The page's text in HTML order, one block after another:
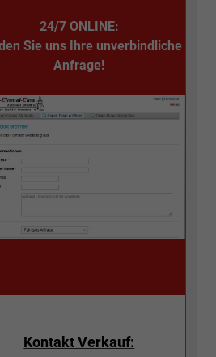
vergleichen
24/7 ONLINE:
Sie uns Ihre unverbindliche
Anfrage!
Kontakt Verkauf: